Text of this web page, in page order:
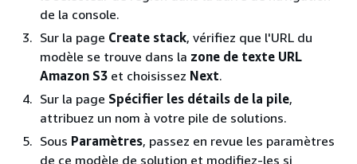
de la console.
Sur la page Create stack, vérifiez que l'URL du
modèle se trouve dans la zone de texte URL
Amazon S3 et choisissez Next.
Sur la page Spécifier les détails de la pile,
attribuez un nom à votre pile de solutions.
Sous Paramètres, passez en revue les paramètres
de ce modèle de solution et modifiez-les si